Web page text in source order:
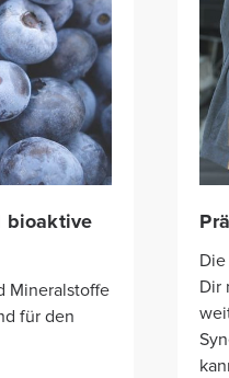
bioaktive
Mineralstoffe
für den
Dir